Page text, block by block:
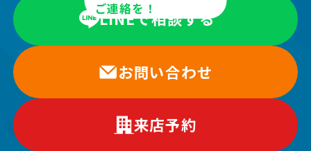
ご連絡を！
LINEで相談する
お問い合わせ
来店予約